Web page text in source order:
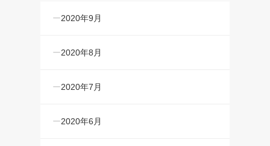
2020年9月
2020年8月
2020年7月
2020年6月